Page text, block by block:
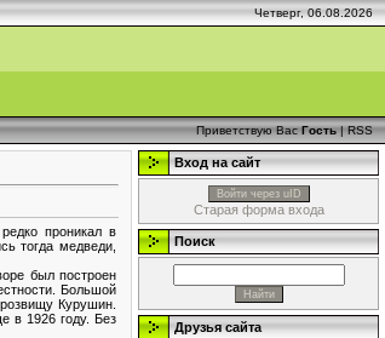
Четверг, 06.08.2026
Приветствую Вас Гость|RSS
проникал в
тогда медведи,
был построен
Большой
Курушин.
в 1926 году. Без
Вход на сайт
Войти через uID
Старая форма входа
Поиск
Друзья сайта